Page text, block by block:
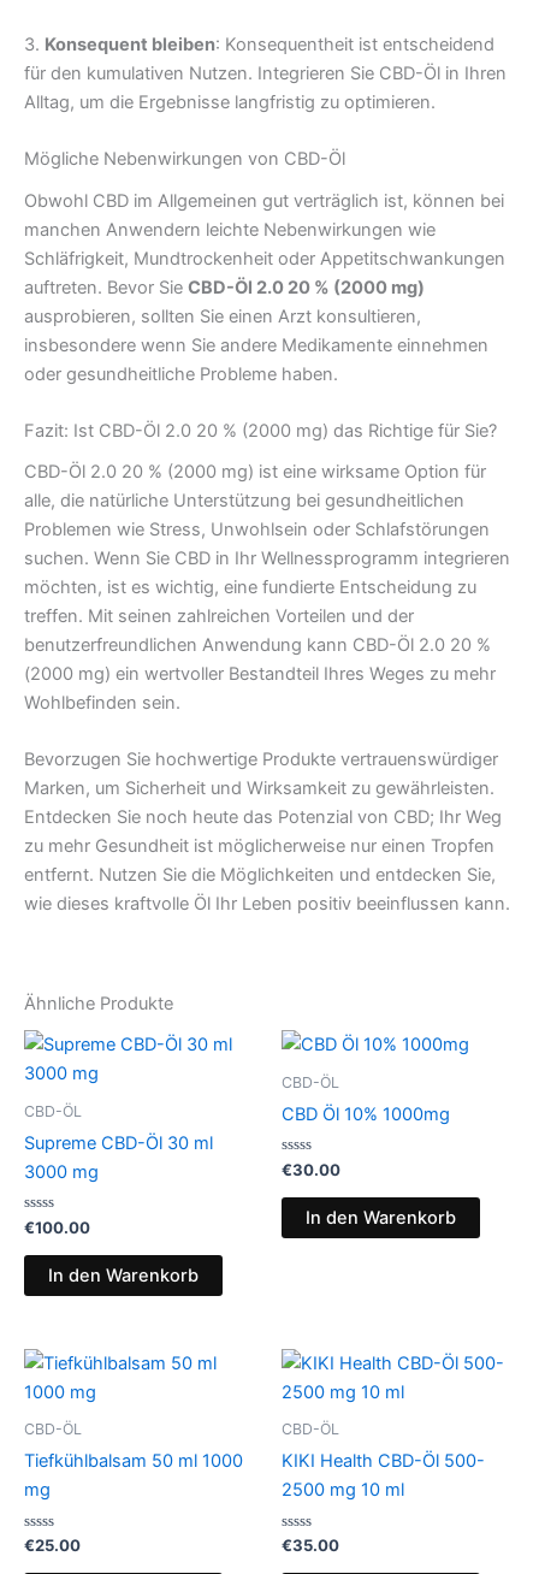
3. Konsequent bleiben: Konsequentheit ist entscheidend
für den kumulativen Nutzen. Integrieren Sie CBD-Öl in Ihren
Alltag, um die Ergebnisse langfristig zu optimieren.
Mögliche Nebenwirkungen von CBD-Öl
Obwohl CBD im Allgemeinen gut verträglich ist, können bei
manchen Anwendern leichte Nebenwirkungen wie
Schläfrigkeit, Mundtrockenheit oder Appetitschwankungen
auftreten. Bevor Sie CBD-Öl 2.0 20 % (2000 mg)
ausprobieren, sollten Sie einen Arzt konsultieren,
insbesondere wenn Sie andere Medikamente einnehmen
oder gesundheitliche Probleme haben.
Fazit: Ist CBD-Öl 2.0 20 % (2000 mg) das Richtige für Sie?
CBD-Öl 2.0 20 % (2000 mg) ist eine wirksame Option für
alle, die natürliche Unterstützung bei gesundheitlichen
Problemen wie Stress, Unwohlsein oder Schlafstörungen
suchen. Wenn Sie CBD in Ihr Wellnessprogramm integrieren
möchten, ist es wichtig, eine fundierte Entscheidung zu
treffen. Mit seinen zahlreichen Vorteilen und der
benutzerfreundlichen Anwendung kann CBD-Öl 2.0 20 %
(2000 mg) ein wertvoller Bestandteil Ihres Weges zu mehr
Wohlbefinden sein.
Bevorzugen Sie hochwertige Produkte vertrauenswürdiger
Marken, um Sicherheit und Wirksamkeit zu gewährleisten.
Entdecken Sie noch heute das Potenzial von CBD; Ihr Weg
zu mehr Gesundheit ist möglicherweise nur einen Tropfen
entfernt. Nutzen Sie die Möglichkeiten und entdecken Sie,
wie dieses kraftvolle Öl Ihr Leben positiv beeinflussen kann.
Ähnliche Produkte
CBD-ÖL
Supreme CBD-Öl 30 ml
3000 mg
Bewertet
0
€100.00
In den Warenkorb
CBD-ÖL
CBD Öl 10% 1000mg
Bewertet
0
€30.00
In den Warenkorb
CBD-ÖL
Tiefkühlbalsam 50 ml 1000
mg
Bewertet
€25.00
CBD-ÖL
KIKI Health CBD-Öl 500-
2500 mg 10 ml
Bewertet
€35.00